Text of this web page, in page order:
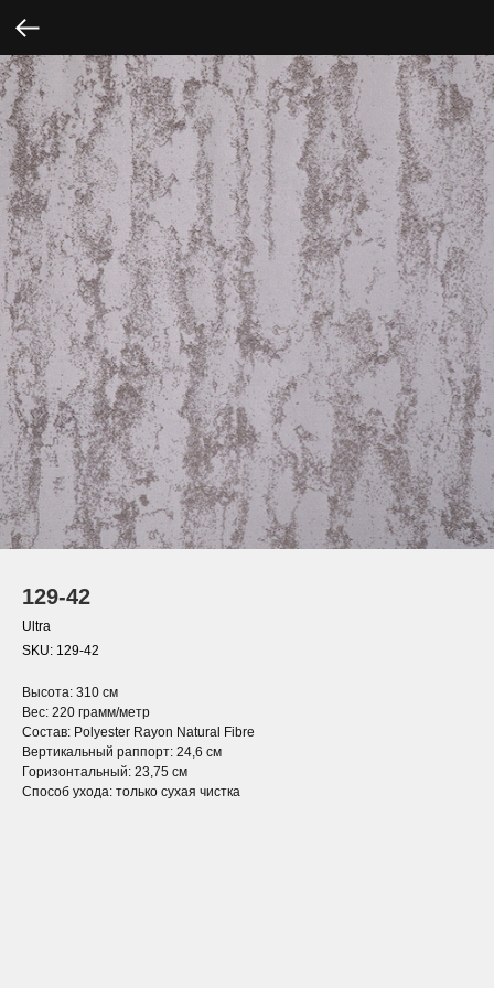
129-42
Ultra
SKU: 129-42
Высота: 310 см
Вес: 220 грамм/метр
Состав: Polyester Rayon Natural Fibre
Вертикальный раппорт: 24,6 см
Горизонтальный: 23,75 см
Способ ухода: только сухая чистка